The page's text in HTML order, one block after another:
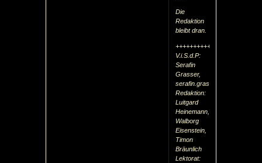
Die
Redaktion
bleibt dran.
V.i.S.d.P:
Serafin
Grasser,
serafin.grasser@gmx.at
Redaktion:
Luitgard
Heinemann,
Walborg
Eisenstein,
Timon
Bräunlich
Lektorat: